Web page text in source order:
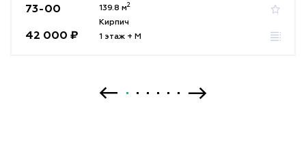
73-00
42 000 ₽
139.8 м2
Кирпич
1 этаж + М